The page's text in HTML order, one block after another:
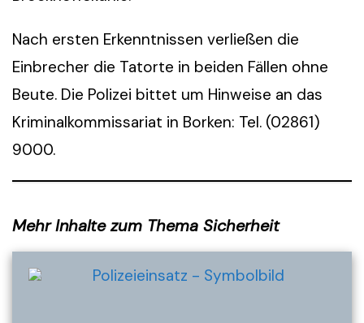
Nach ersten Erkenntnissen verließen die
Einbrecher die Tatorte in beiden Fällen ohne
Beute. Die Polizei bittet um Hinweise an das
Kriminalkommissariat in Borken: Tel. (02861)
9000.
Mehr Inhalte zum Thema Sicherheit